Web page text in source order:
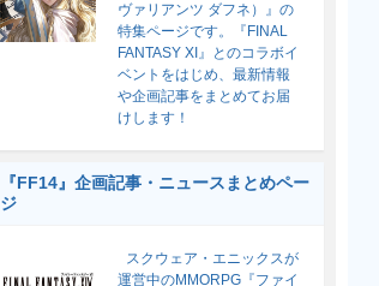
ヴァリアンツ ダフネ）』の
特集ページです。『FINAL
FANTASY XI』とのコラボイ
ベントをはじめ、最新情報
や企画記事をまとめてお届
けします！
『FF14』企画記事・ニュースまとめペー
ジ
スクウェア・エニックスが
運営中のMMORPG『ファイ